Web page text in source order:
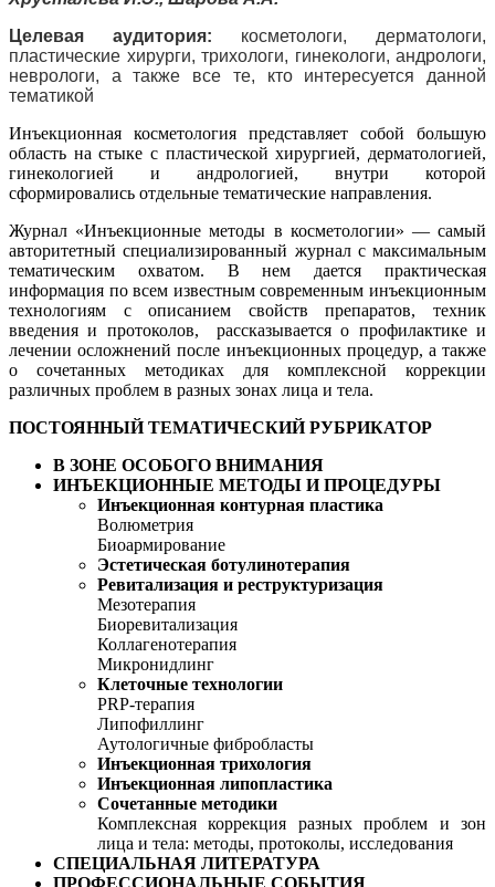
Целевая аудитория: косметологи, дерматологи,
пластические хирурги, трихологи, гинекологи, андрологи,
неврологи, а также все те, кто интересуется данной
тематикой
Инъекционная косметология представляет собой большую
область на стыке с пластической хирургией, дерматологией,
гинекологией и андрологией, внутри которой
сформировались отдельные тематические направления.
Журнал «Инъекционные методы в косметологии» — самый
авторитетный специализированный журнал с максимальным
тематическим охватом. В нем дается практическая
информация по всем известным современным инъекционным
технологиям с описанием свойств препаратов, техник
введения и протоколов, рассказывается о профилактике и
лечении осложнений после инъекционных процедур, а также
о сочетанных методиках для комплексной коррекции
различных проблем в разных зонах лица и тела.
ПОСТОЯННЫЙ ТЕМАТИЧЕСКИЙ РУБРИКАТОР
В ЗОНЕ ОСОБОГО ВНИМАНИЯ
ИНЪЕКЦИОННЫЕ МЕТОДЫ И ПРОЦЕДУРЫ
Инъекционная контурная пластика
Волюметрия
Биоармирование
Эстетическая ботулинотерапия
Ревитализация и реструктуризация
Мезотерапия
Биоревитализация
Коллагенотерапия
Микронидлинг
Клеточные технологии
PRP-терапия
Липофиллинг
Аутологичные фибробласты
Инъекционная трихология
Инъекционная липопластика
Сочетанные методики
Комплексная коррекция разных проблем и зон
лица и тела: методы, протоколы, исследования
СПЕЦИАЛЬНАЯ ЛИТЕРАТУРА
ПРОФЕССИОНАЛЬНЫЕ СОБЫТИЯ